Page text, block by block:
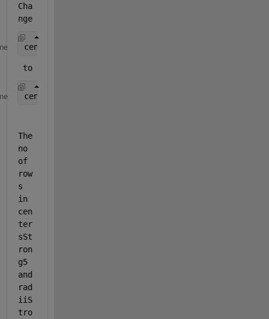
Cha
nge
centersStrong5 = centers(1:7);
to
centersStrong5 = centers(1:7,:);
The
no
of
row
s
in
cen
ter
sSt
ron
g5
and
rad
iiS
tro